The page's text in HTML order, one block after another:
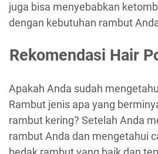
juga bisa menyebabkan
dengan kebutuhan rambut
Rekomendasi Hair
Apakah Anda sudah
Rambut jenis apa yang
rambut kering? Setelah Anda
rambut Anda dan mengetahui